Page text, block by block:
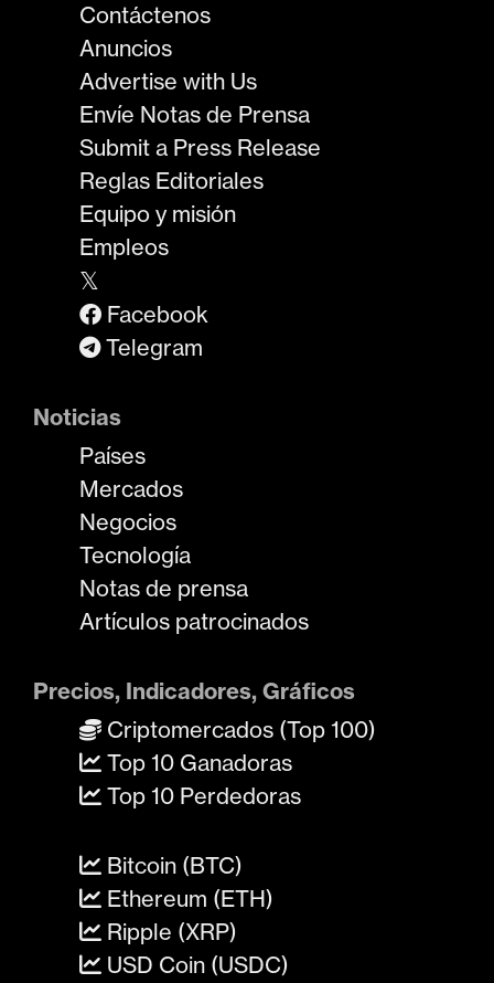
Contáctenos
Anuncios
Advertise with Us
Envíe Notas de Prensa
Submit a Press Release
Reglas Editoriales
Equipo y misión
Empleos
𝕏
Facebook
Telegram
Noticias
Países
Mercados
Negocios
Tecnología
Notas de prensa
Artículos patrocinados
Precios, Indicadores, Gráficos
Criptomercados (Top 100)
Top 10 Ganadoras
Top 10 Perdedoras
Bitcoin (BTC)
Ethereum (ETH)
Ripple (XRP)
USD Coin (USDC)